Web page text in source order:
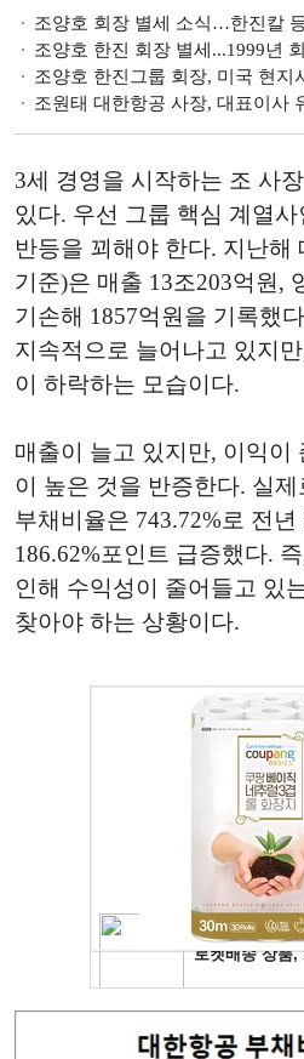
조양호 회장 별세 소식…한진칼 등
조양호 한진 회장 별세...1999년 회장
조양호 한진그룹 회장, 미국 현지
조원태 대한항공 사장, 대표이사 유지… ‘
3세 경영을 시작하는 조 사
있다. 우선 그룹 핵심 계열
반등을 꾀해야 한다. 지난해
기준)은 매출 13조203억원,
기손해 1857억원을 기록했
지속적으로 늘어나고 있지
이 하락하는 모습이다.
매출이 늘고 있지만, 이익이
이 높은 것을 반증한다. 실
부채비율은 743.72%로 전년
186.62%포인트 급증했다.
인해 수익성이 줄어들고 있
찾아야 하는 상황이다.